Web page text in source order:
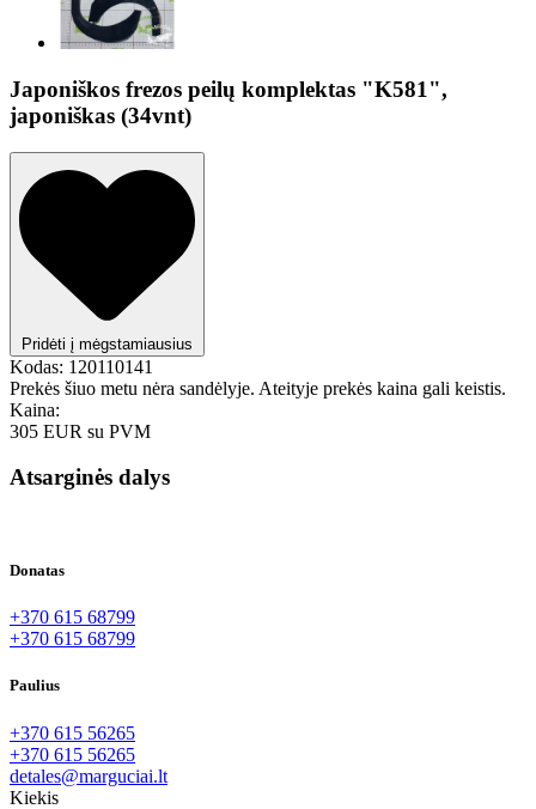
Japoniškos frezos peilų komplektas "K581",
japoniškas (34vnt)
Pridėti į mėgstamiausius
Kodas: 120110141
Prekės šiuo metu nėra sandėlyje. Ateityje prekės kaina gali keistis.
Kaina:
305 EUR su PVM
Atsarginės dalys
Donatas
+370 615 68799
+370 615 68799
Paulius
+370 615 56265
+370 615 56265
detales@marguciai.lt
Kiekis